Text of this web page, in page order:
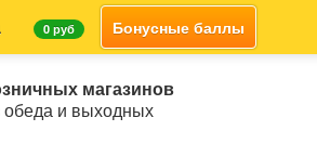
0 руб Бонусные баллы
магазинов
и выходных